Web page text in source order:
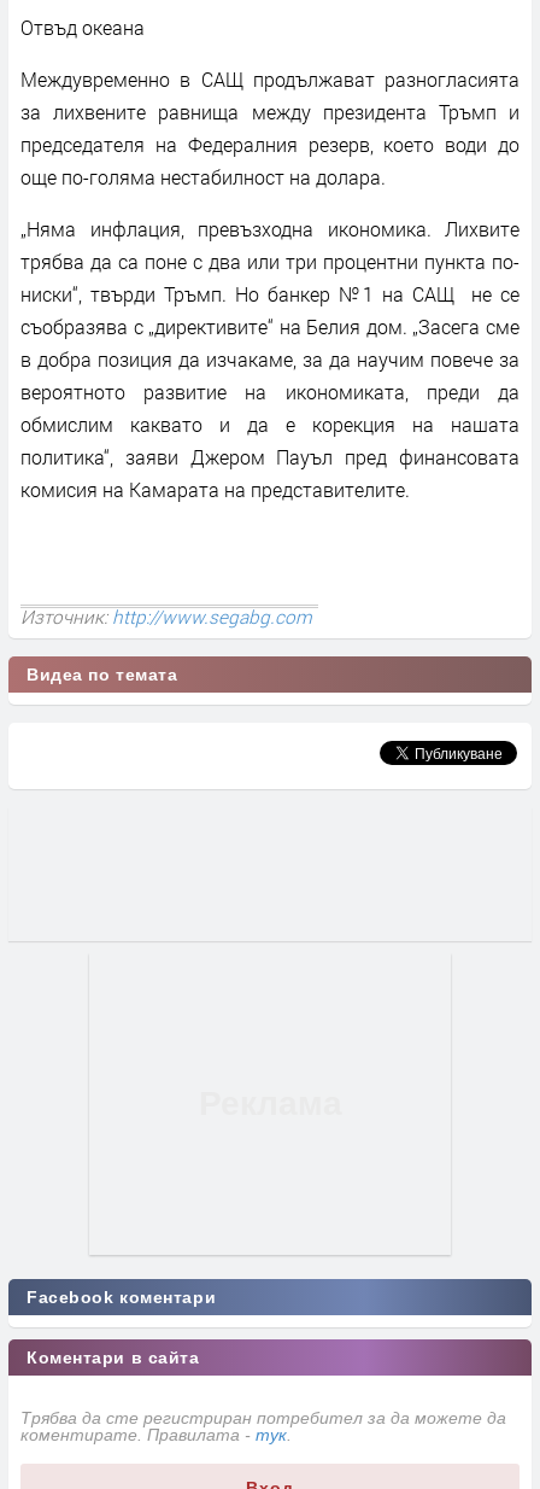
Отвъд океана
Междувременно в САЩ продължават разногласията
за лихвените равнища между президента Тръмп и
председателя на Федералния резерв, което води до
още по-голяма нестабилност на долара.
„Няма инфлация, превъзходна икономика. Лихвите
трябва да са поне с два или три процентни пункта по-
ниски“, твърди Тръмп. Но банкер №1 на САЩ не се
съобразява с „директивите“ на Белия дом. „Засега сме
в добра позиция да изчакаме, за да научим повече за
вероятното развитие на икономиката, преди да
обмислим каквато и да е корекция на нашата
политика“, заяви Джером Пауъл пред финансовата
комисия на Камарата на представителите.
Източник:http://www.segabg.com
Видеа по темата
Facebook коментари
Коментари в сайта
Трябва да сте регистриран потребител за да можете да
коментирате. Правилата - тук